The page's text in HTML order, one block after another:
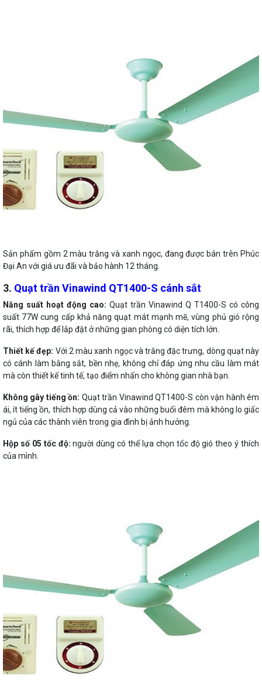
Sản phẩm gồm 2 màu trắng và xanh ngọc, đang được bán trên Phúc
Đại An với giá ưu đãi và bảo hành 12 tháng.
3. Quạt trần Vinawind QT1400-S cánh sắt
Năng suất hoạt động cao: Quạt trần Vinawind Q T1400-S có công
suất 77W cung cấp khả năng quạt mát mạnh mẽ, vùng phủ gió rộng
rãi, thích hợp để lắp đặt ở những gian phòng có diện tích lớn.
Thiết kế đẹp: Với 2 màu xanh ngọc và trắng đặc trưng, dòng quạt này
có cánh làm bằng sắt, bền nhẹ, không chỉ đáp ứng nhu cầu làm mát
mà còn thiết kế tinh tế, tạo điểm nhấn cho không gian nhà bạn.
Không gây tiếng ồn: Quạt trần Vinawind QT1400-S còn vận hành êm
ái, ít tiếng ồn, thích hợp dùng cả vào những buổi đêm mà không lo giấc
ngủ của các thành viên trong gia đình bị ảnh hưởng.
Hộp số 05 tốc độ:người dùng có thể lựa chọn tốc độ gió theo ý thích
của mình.